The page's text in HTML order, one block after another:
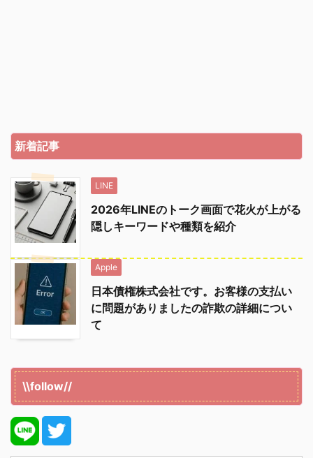
新着記事
LINE
2026年LINEのトーク画面で花火が上がる
隠しキーワードや種類を紹介
Apple
日本債権株式会社です。お客様の支払い
に問題がありましたの詐欺の詳細につい
て
\\follow//